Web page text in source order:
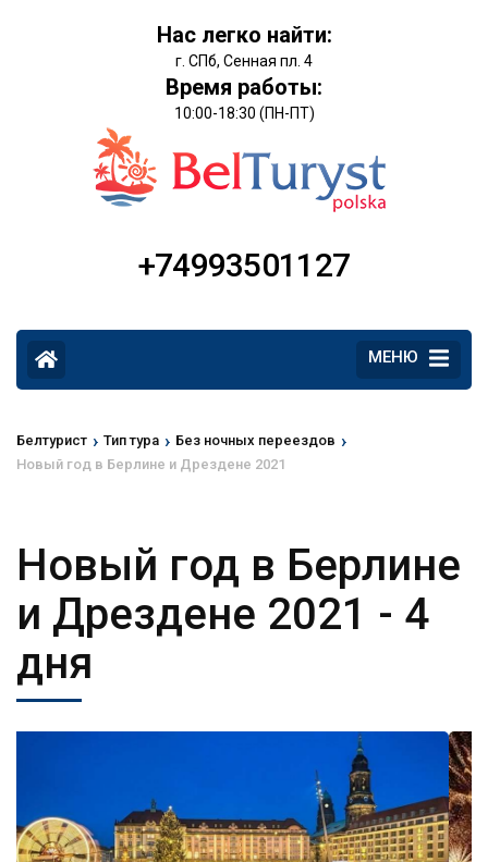
Нас легко найти:
г. СПб, Сенная пл. 4
Время работы:
10:00-18:30 (ПН-ПТ)
+74993501127
МЕНЮ
Белтурист › Тип тура › Без ночных переездов ›
Новый год в Берлине и Дрездене 2021
Новый год в Берлине
и Дрездене 2021 - 4
дня